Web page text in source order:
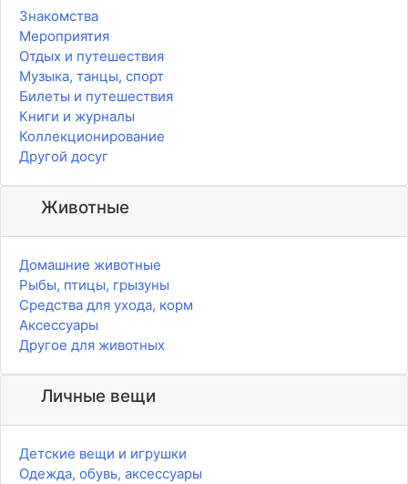
Знакомства
Мероприятия
Отдых и путешествия
Музыка, танцы, спорт
Билеты и путешествия
Книги и журналы
Коллекционирование
Другой досуг
Животные
Домашние животные
Рыбы, птицы, грызуны
Средства для ухода, корм
Аксессуары
Другое для животных
Личные вещи
Детские вещи и игрушки
Одежда, обувь, аксессуары